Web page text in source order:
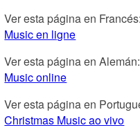
Ver esta página en Francés:
Music en ligne
Ver esta página en Alemán:
Music online
Ver esta página en
Christmas Music ao vivo